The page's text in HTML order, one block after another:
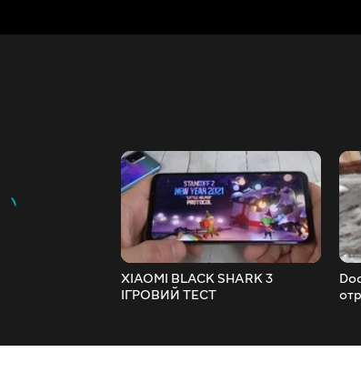
XIAOMI BLACK SHARK 3
ІГРОВИЙ ТЕСТ